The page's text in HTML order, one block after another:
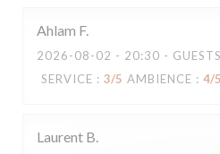
Ahlam F
2026-08-02 - 20:30 -
SERVICE : 3/5 AMBIENCE : 4/5
Laurent B